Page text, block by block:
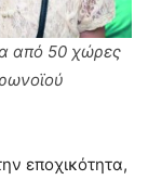
από 50 χώρες
εποχικότητα,